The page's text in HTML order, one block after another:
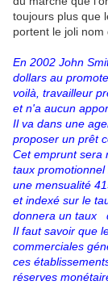
toujours plus que
portent le joli nom
En 2002 John
dollars au
voilà, travailleur
et n'a aucun
Il va dans une
proposer un prêt
Cet emprunt sera
taux
une mensualité
et indexé sur le
donnera un taux
Il faut savoir que
commerciales
ces
réserves